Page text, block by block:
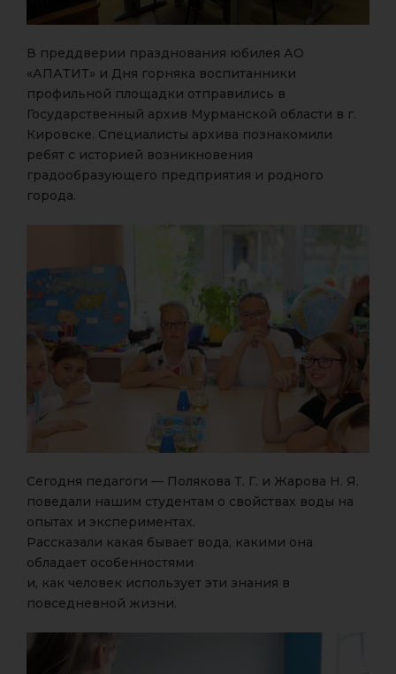
В преддверии празднования юбилея АО
«АПАТИТ» и Дня горняка воспитанники
профильной площадки отправились в
Государственный архив Мурманской области в г.
Кировске. Специалисты архива познакомили
ребят с историей возникновения
градообразующего предприятия и родного
города.
Сегодня педагоги — Полякова Т. Г. и Жарова Н. Я.
поведали нашим студентам о свойствах воды на
опытах и экспериментах.
Рассказали какая бывает вода, какими она
обладает особенностями
и, как человек использует эти знания в
повседневной жизни.